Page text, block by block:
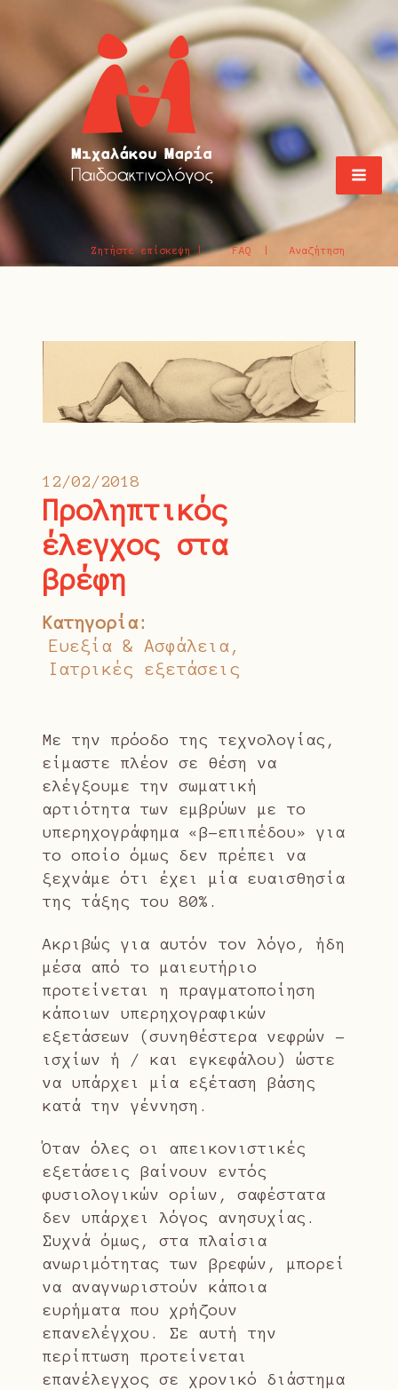
Ζητήστε επίσκεψη | FAQ | Αναζήτηση
12/02/2018
Προληπτικός
έλεγχος στα
βρέφη
Κατηγορία
Ευεξία & Ασφάλεια
Ιατρικές εξετάσεις
Με την πρόοδο της τεχνολογίας,
είμαστε πλέον σε θέση να
ελέγξουμε την σωματική
αρτιότητα των εμβρύων με το
υπερηχογράφημα «β-επιπέδου» για
το οποίο όμως δεν πρέπει να
ξεχνάμε ότι έχει μία ευαισθησία
της τάξης του 80%.
Ακριβώς για αυτόν τον λόγο, ήδη
μέσα από το μαιευτήριο
προτείνεται η πραγματοποίηση
κάποιων υπερηχογραφικών
εξετάσεων (συνηθέστερα νεφρών –
ισχίων ή / και εγκεφάλου) ώστε
να υπάρχει μία εξέταση βάσης
κατά την γέννηση.
Όταν όλες οι απεικονιστικές
εξετάσεις βαίνουν εντός
φυσιολογικών ορίων, σαφέστατα
δεν υπάρχει λόγος ανησυχίας.
Συχνά όμως, στα πλαίσια
ανωριμότητας των βρεφών, μπορεί
να αναγνωριστούν κάποια
ευρήματα που χρήζουν
επανελέγχου. Σε αυτή την
περίπτωση προτείνεται
επανέλεγχος σε χρονικό διάστημα